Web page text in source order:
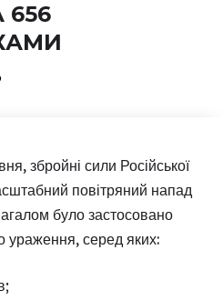
збройні сили Російської
повітряний напад
було застосовано
ураження, серед яких: